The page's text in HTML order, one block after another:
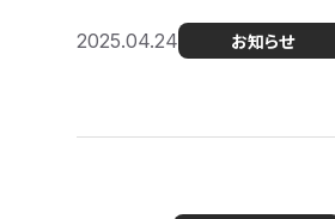
2025.04.24 お知らせ